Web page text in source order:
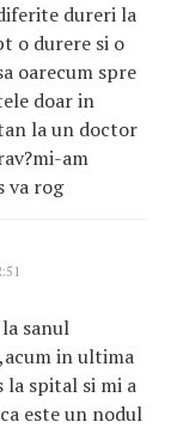
dureri la
o durere si o
oarecum spre
doar in
la un doctor
am
va rog
sanul
in ultima
la spital si mi a
este un nodul